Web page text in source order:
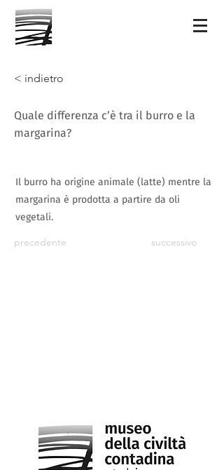
< indietro
Quale differenza c’è tra il burro e la
margarina?
Il burro ha origine animale (latte) mentre la
margarina è prodotta a partire da oli
vegetali.
precedente successivo